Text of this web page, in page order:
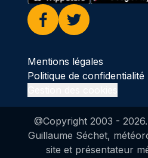
Facebook
Twitter
Mentions légales
Politique de confidentialité
@Copyright 2003 - 2026
Guillaume Séchet,
site et présentateur